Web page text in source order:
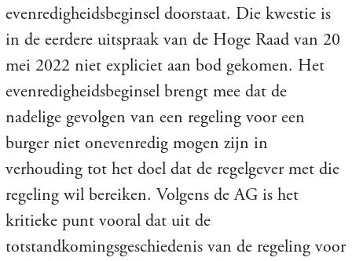
evenredigheidsbeginsel doorstaat. Die kwestie is
in de eerdere uitspraak van de Hoge Raad van 20
mei 2022 niet expliciet aan bod gekomen. Het
evenredigheidsbeginsel brengt mee dat de
nadelige gevolgen van een regeling voor een
burger niet onevenredig mogen zijn in
verhouding tot het doel dat de regelgever met die
regeling wil bereiken. Volgens de AG is het
kritieke punt vooral dat uit de
totstandkomingsgeschiedenis van de regeling voor